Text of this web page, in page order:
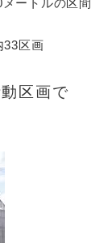
33区画
区画で